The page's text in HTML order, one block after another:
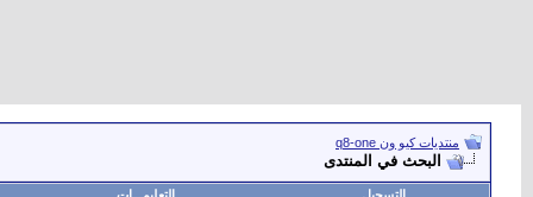
منتديات كيو ون q8-one
البحث في المنتدى